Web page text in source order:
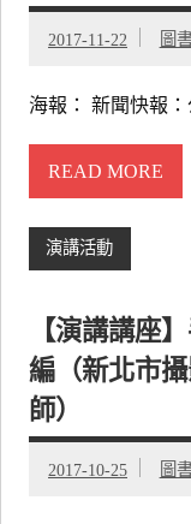
2017-11-22 圖
海報： 新聞快報
READ MORE
演講活動
【演講講座
編（新北市
師）
2017-10-25 圖